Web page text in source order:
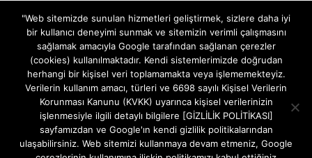
Gizlilik ve Çerezler (Cookies) Politikası
Hakkımızda
İletişim Kanalları
MODEM KURULUM
TEKNİK DESTEK
TELEVİZYON SİSTEMLERİ
"Web sitemizde sunulan hizmetleri geliştirmek, sizlere daha iyi
bir kullanıcı deneyimi sunmak ve sitemizin verimli çalışmasını
sağlamak amacıyla Google tarafından sağlanan çerezler
(cookies) kullanılmaktadır. Kendi sistemlerimizde doğrudan
herhangi bir kişisel veri toplamamakta veya işlememekteyiz.
Verilerin kullanım amacı, türleri ve 6698 sayılı Kişisel Verilerin
Korunması Kanunu (KVKK) uyarınca kişisel verilerinizin
işlenmesiyle ilgili detaylı bilgilere [GİZLİLİK POLİTİKASI]
sayfamızdan ve Google'ın kendi gizlilik politikalarından
ulaşabilirsiniz. Web sitemizi kullanmaya devam etmeniz, Google